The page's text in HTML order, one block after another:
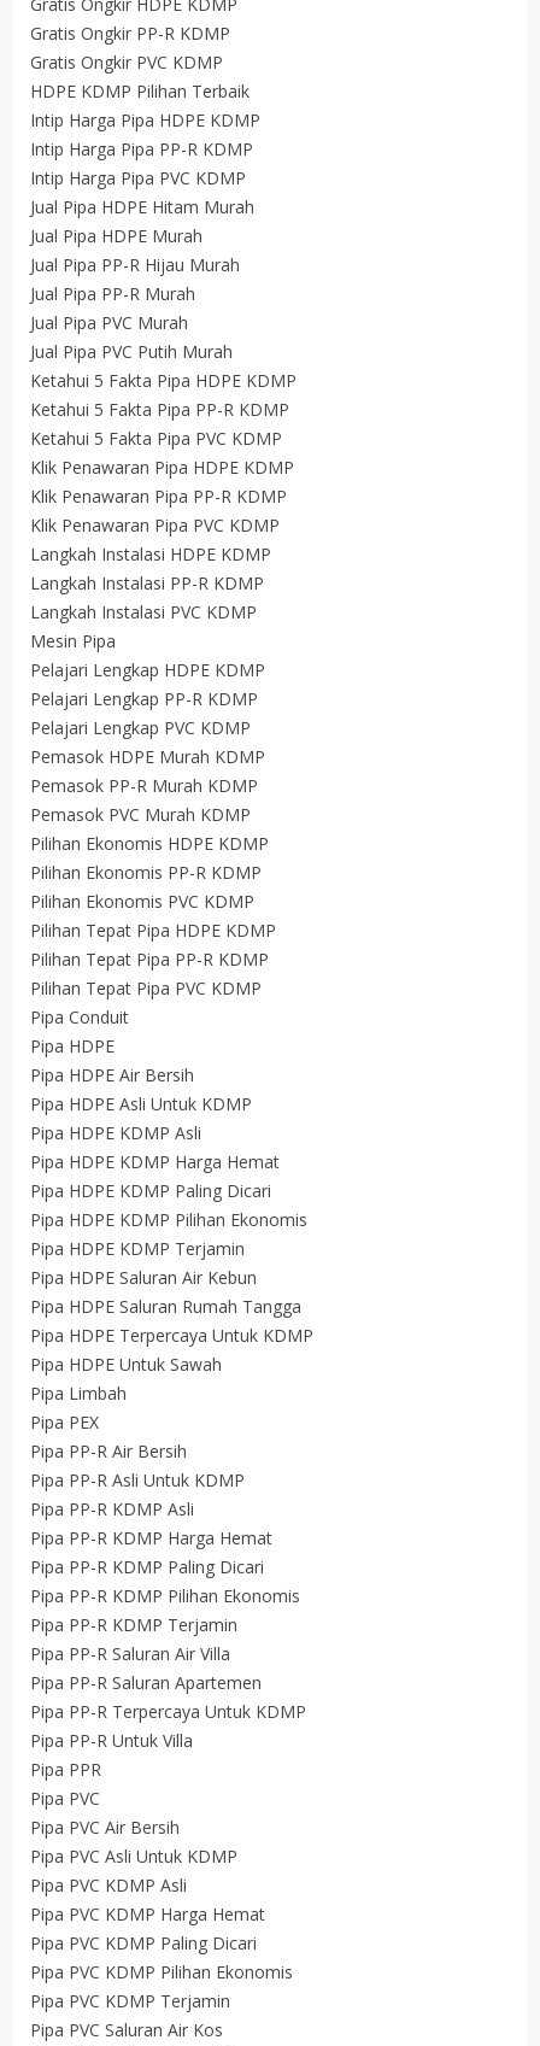
Gratis Ongkir PP-R KDMP
Gratis Ongkir PVC KDMP
HDPE KDMP Pilihan Terbaik
Intip Harga Pipa HDPE KDMP
Intip Harga Pipa PP-R KDMP
Intip Harga Pipa PVC KDMP
Jual Pipa HDPE Hitam Murah
Jual Pipa HDPE Murah
Jual Pipa PP-R Hijau Murah
Jual Pipa PP-R Murah
Jual Pipa PVC Murah
Jual Pipa PVC Putih Murah
Ketahui 5 Fakta Pipa HDPE KDMP
Ketahui 5 Fakta Pipa PP-R KDMP
Ketahui 5 Fakta Pipa PVC KDMP
Klik Penawaran Pipa HDPE KDMP
Klik Penawaran Pipa PP-R KDMP
Klik Penawaran Pipa PVC KDMP
Langkah Instalasi HDPE KDMP
Langkah Instalasi PP-R KDMP
Langkah Instalasi PVC KDMP
Mesin Pipa
Pelajari Lengkap HDPE KDMP
Pelajari Lengkap PP-R KDMP
Pelajari Lengkap PVC KDMP
Pemasok HDPE Murah KDMP
Pemasok PP-R Murah KDMP
Pemasok PVC Murah KDMP
Pilihan Ekonomis HDPE KDMP
Pilihan Ekonomis PP-R KDMP
Pilihan Ekonomis PVC KDMP
Pilihan Tepat Pipa HDPE KDMP
Pilihan Tepat Pipa PP-R KDMP
Pilihan Tepat Pipa PVC KDMP
Pipa Conduit
Pipa HDPE
Pipa HDPE Air Bersih
Pipa HDPE Asli Untuk KDMP
Pipa HDPE KDMP Asli
Pipa HDPE KDMP Harga Hemat
Pipa HDPE KDMP Paling Dicari
Pipa HDPE KDMP Pilihan Ekonomis
Pipa HDPE KDMP Terjamin
Pipa HDPE Saluran Air Kebun
Pipa HDPE Saluran Rumah Tangga
Pipa HDPE Terpercaya Untuk KDMP
Pipa HDPE Untuk Sawah
Pipa Limbah
Pipa PEX
Pipa PP-R Air Bersih
Pipa PP-R Asli Untuk KDMP
Pipa PP-R KDMP Asli
Pipa PP-R KDMP Harga Hemat
Pipa PP-R KDMP Paling Dicari
Pipa PP-R KDMP Pilihan Ekonomis
Pipa PP-R KDMP Terjamin
Pipa PP-R Saluran Air Villa
Pipa PP-R Saluran Apartemen
Pipa PP-R Terpercaya Untuk KDMP
Pipa PP-R Untuk Villa
Pipa PPR
Pipa PVC
Pipa PVC Air Bersih
Pipa PVC Asli Untuk KDMP
Pipa PVC KDMP Asli
Pipa PVC KDMP Harga Hemat
Pipa PVC KDMP Paling Dicari
Pipa PVC KDMP Pilihan Ekonomis
Pipa PVC KDMP Terjamin
Pipa PVC Saluran Air Kos